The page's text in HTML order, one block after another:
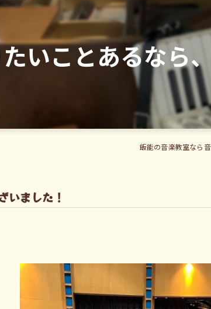
いことあるなら
飯能の音楽教室なら
いました！